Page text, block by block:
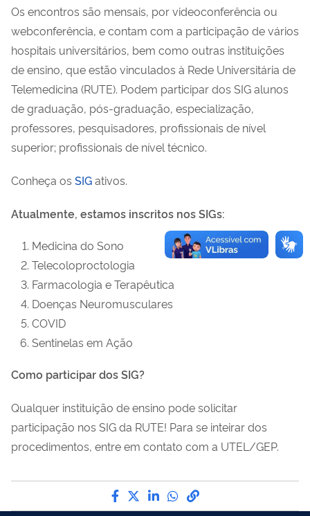
Os encontros são mensais, por videoconferência ou
webconferência, e contam com a participação de vários
hospitais universitários, bem como outras instituições
de ensino, que estão vinculados à Rede Universitária de
Telemedicina (RUTE). Podem participar dos SIG alunos
de graduação, pós-graduação, especialização,
professores, pesquisadores, profissionais de nível
superior; profissionais de nível técnico.
Conheça os SIGativos.
Atualmente, estamos inscritos nos SIGs:
Medicina do Sono
Telecoloproctologia
Farmacologia e Terapêutica
Doenças Neuromusculares
COVID
Sentinelas em Ação
Como participar dos SIG?
Qualquer instituição de ensino pode solicitar
participação nos SIG da RUTE! Para se inteirar dos
procedimentos, entre em contato com a UTEL/GEP.
Compartilhe por Facebook
Compartilhe por Twitter
Compartilhe por
Compartilhe por
link para Copiar